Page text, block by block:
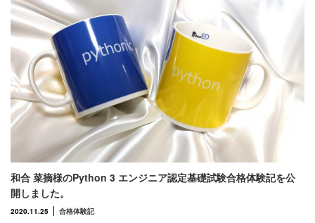
和合 菜摘様のPython 3 エンジニア認定基礎試験合格体験記を公
開しました。
2020.11.25 合格体験記